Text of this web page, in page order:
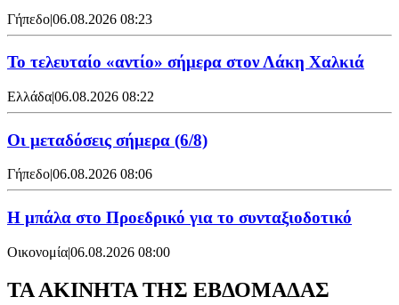
Γήπεδο|06.08.2026 08:23
Το τελευταίο «αντίο» σήμερα στον Λάκη Χαλκιά
Ελλάδα|06.08.2026 08:22
Οι μεταδόσεις σήμερα (6/8)
Γήπεδο|06.08.2026 08:06
Η μπάλα στο Προεδρικό για το συνταξιοδοτικό
Οικονομία|06.08.2026 08:00
ΤΑ ΑΚΙΝΗΤΑ ΤΗΣ ΕΒΔΟΜΑΔΑΣ